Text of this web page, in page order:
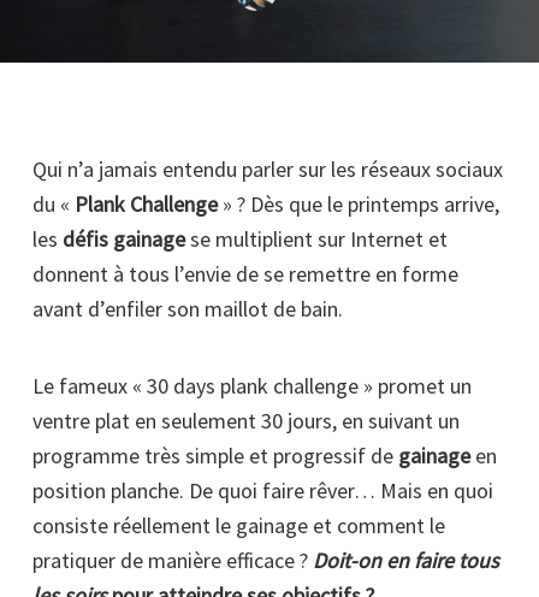
Qui n’a jamais entendu parler sur les réseaux sociaux
du « Plank Challenge» ? Dès que le printemps arrive,
les défis gainagese multiplient sur Internet et
donnent à tous l’envie de se remettre en forme
avant d’enfiler son maillot de bain.
Le fameux « 30 days plank challenge » promet un
ventre plat en seulement 30 jours, en suivant un
programme très simple et progressif de gainageen
position planche. De quoi faire rêver… Mais en quoi
consiste réellement le gainage et comment le
pratiquer de manière efficace ? Doit-on en faire tous